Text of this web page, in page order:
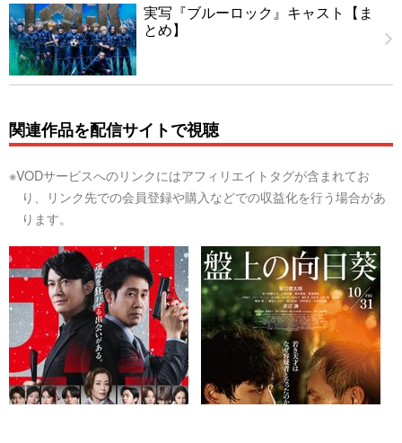
実写『ブルーロック』キャスト【ま
とめ】
関連作品を配信サイトで視聴
※VODサービスへのリンクにはアフィリエイトタグが含まれてお
り、リンク先での会員登録や購入などでの収益化を行う場合があ
ります。